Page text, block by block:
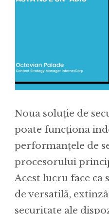
Noua soluție de
poate funcționa
performanțele de
procesorului
Acest lucru face ca
de versatilă,
securitate ale